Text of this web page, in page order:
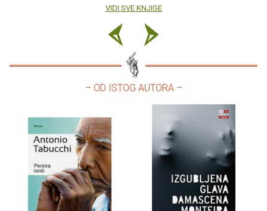
VIDI SVE KNJIGE
– OD ISTOG AUTORA –